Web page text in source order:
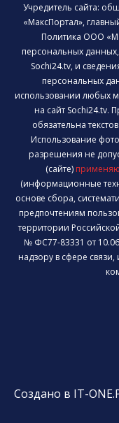
Учредитель сайта:
«МаксПортал»,
Политика ООО
персональных
Sochi24.tv, и
персональных
использовании любых
на сайт Sochi24.tv.
обязательна
Использование
разрешения не
(сайте)
(информационные
основе сбора,
предпочтениям
территории
№ ФС77-83331 от
надзору в сфере
Создано в IT-